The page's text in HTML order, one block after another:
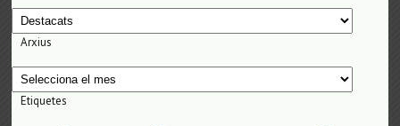
Categories
Arxius
Arxius
Etiquetes